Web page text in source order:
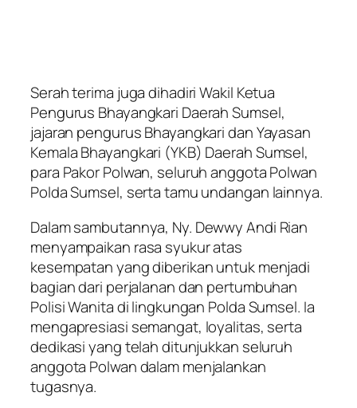
Serah terima juga dihadiri Wakil Ketua
Pengurus Bhayangkari Daerah Sumsel,
jajaran pengurus Bhayangkari dan Yayasan
Kemala Bhayangkari (YKB) Daerah Sumsel,
para Pakor Polwan, seluruh anggota Polwan
Polda Sumsel, serta tamu undangan lainnya.
Dalam sambutannya, Ny. Dewwy Andi Rian
menyampaikan rasa syukur atas
kesempatan yang diberikan untuk menjadi
bagian dari perjalanan dan pertumbuhan
Polisi Wanita di lingkungan Polda Sumsel. Ia
mengapresiasi semangat, loyalitas, serta
dedikasi yang telah ditunjukkan seluruh
anggota Polwan dalam menjalankan
tugasnya.